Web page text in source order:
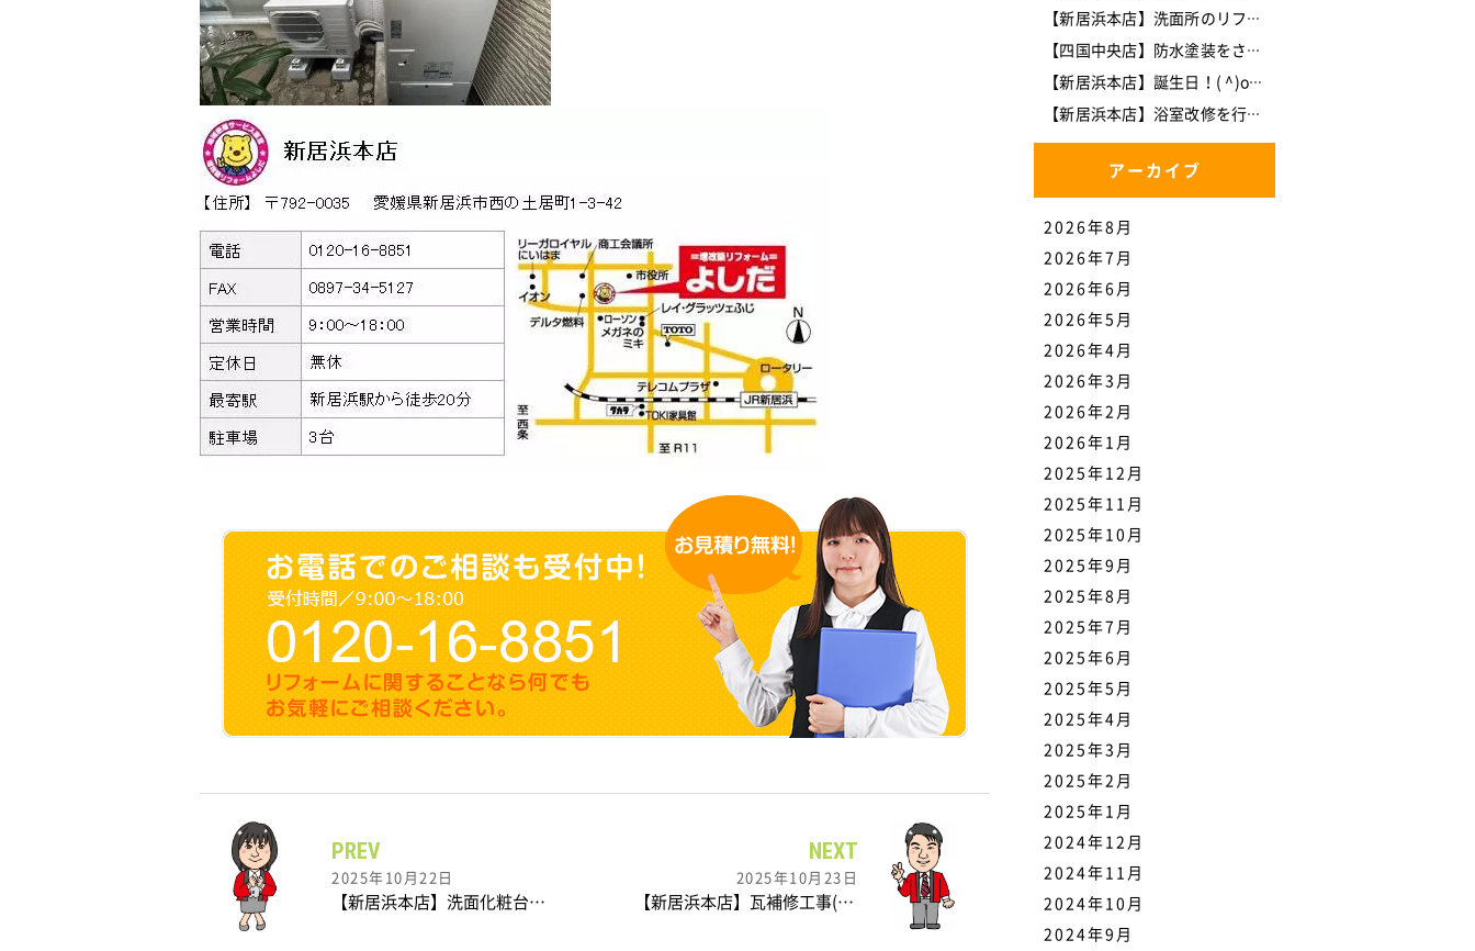
PREV
2025年10月22日
【新居浜本店】洗面化粧台取替えをさせていただきました。
NEXT
2025年10月23日
【新居浜本店】瓦補修工事(*^-^*)
【新居浜本店】洗面所のリフォームを行いました。
【四国中央店】防水塗装をさせて頂きました。
【新居浜本店】誕生日！( ^)o(^ )
【新居浜本店】浴室改修を行いました。
アーカイブ
2026年8月
2026年7月
2026年6月
2026年5月
2026年4月
2026年3月
2026年2月
2026年1月
2025年12月
2025年11月
2025年10月
2025年9月
2025年8月
2025年7月
2025年6月
2025年5月
2025年4月
2025年3月
2025年2月
2025年1月
2024年12月
2024年11月
2024年10月
2024年9月